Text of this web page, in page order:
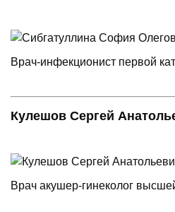
Врач-инфекционист первой
Кулешов Сергей
Врач акушер-гинеколог